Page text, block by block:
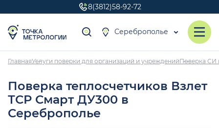
8(3812)58-92-72
Сереброполье
ГлавнаяУслуги поверки для организаций и учрежденийПоверка СИ
Поверка теплосчетчиков Взлет
ТСР Смарт ДУ300 в
Сереброполье